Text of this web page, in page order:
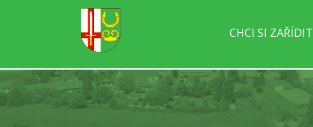
CHCI SI ZAŘÍDIT